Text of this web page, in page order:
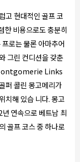
고 현대적인 골프 코
한 비용으로도 충분히
로는 물론 아마추어
그린 컨디션을 갖춘
Links
퍼 콜린 몽고메리가
치해 있습 니다. 몽고
연속으로 베트남 최
골프 코스 중 하나로